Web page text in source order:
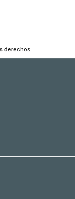
derechos.